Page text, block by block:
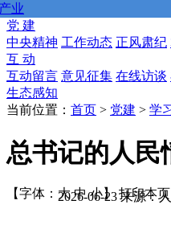
业
党 建
中央精神 工作动态 正风肃纪
互 动
互动留言 意见征集 在线访谈
生态感知
当前位置： 首页 > 党建 > 学
总书记的人民
2026-06-23 来源：
【字体： 大 中 小】打印本页